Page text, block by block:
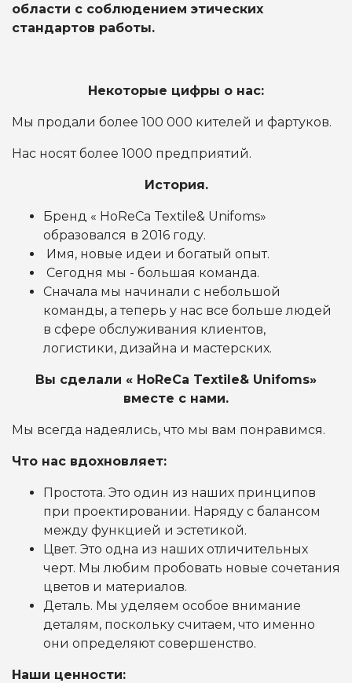
области с соблюдением этических
стандартов работы.
Некоторые цифры о нас:
Мы продали более 100 000 кителей и фартуков.
Нас носят более 1000 предприятий.
История.
Бренд « HoReCa Textile& Unifoms»
образовался в 2016 году.
Имя, новые идеи и богатый опыт.
Сегодня мы - большая команда.
Сначала мы начинали с небольшой
команды, а теперь у нас все больше людей
в сфере обслуживания клиентов,
логистики, дизайна и мастерских.
Вы сделали « HoReCa Textile& Unifoms»
вместе с нами.
Мы всегда надеялись, что мы вам понравимся.
Что нас вдохновляет:
Простота. Это один из наших принципов
при проектировании. Наряду с балансом
между функцией и эстетикой.
Цвет. Это одна из наших отличительных
черт. Мы любим пробовать новые сочетания
цветов и материалов.
Деталь. Мы уделяем особое внимание
деталям, поскольку считаем, что именно
они определяют совершенство.
Наши ценности: